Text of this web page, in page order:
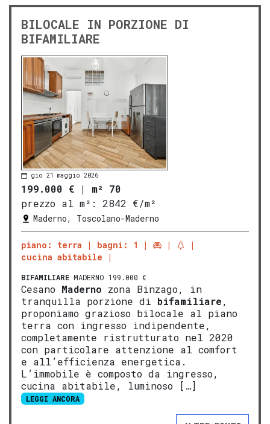
BILOCALE IN PORZIONE DI
BIFAMILIARE
gio 21 maggio 2026
199.000 € | m² 70
prezzo al m²:
2842 €/m²
Maderno, Toscolano-Maderno
piano: terra
bagni: 1
cucina abitabile
BIFAMILIARE MADERNO 199.000 €
Cesano Maderno zona Binzago, in
tranquilla porzione di bifamiliare,
proponiamo grazioso bilocale al piano
terra con ingresso indipendente,
completamente ristrutturato nel 2020
con particolare attenzione al comfort
e all’efficienza energetica.
L’immobile è composto da ingresso,
cucina abitabile, luminoso […]
LEGGI ANCORA